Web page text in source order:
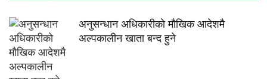
अनुसन्धान अधिकारीकाे माैखिक आदेशमै
अल्पकालीन खाता बन्द हुने